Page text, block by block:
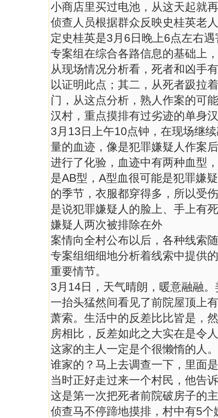
小商店里买过电池，从这天起就
侦查人员根据群众反映史桂英老
定史桂英是3月6日晚上6点左右遇
专案组在综合各路信息的基础上
从现场情况分析看，死者和凶手
以证明此点；其二，从死者趿拉
门，从这点分析，熟人作案的可
汉村，重点摸排有过劣迹的单身
3月13日上午10点钟，在现场继
量的血迹，像是犯罪嫌疑人作案
进行了化验，血迹中有两种血型
是AB型，A型血很可能是犯罪嫌
的季节，衣服都穿得多，所以受
是说犯罪嫌疑人的脸上、手上有
嫌疑人两次被排除在外
案情向全村公布以后，各种线索
专案组细细地分析着线索中提供
重要情节。
3月14日，天气晴朗，暖意融融
一抬头猛然间看见了前院屋顶上
萧索。生活中的反差比比皆是，
房相比，反差如此之大实在是令
这家的主人一定是个很懒惰的人
谁家的？马上去调查一下，里面
当时正好走过来一个村民，他告
这是第一次把死者前院破房子的
侦查马不停蹄地摸排，村中有5